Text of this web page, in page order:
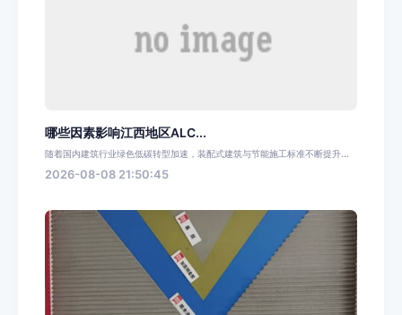
哪些因素影响江西地区ALC...
随着国内建筑行业绿色低碳转型加速，装配式建筑与节能施工标准不断提升...
2026-08-08 21:50:45